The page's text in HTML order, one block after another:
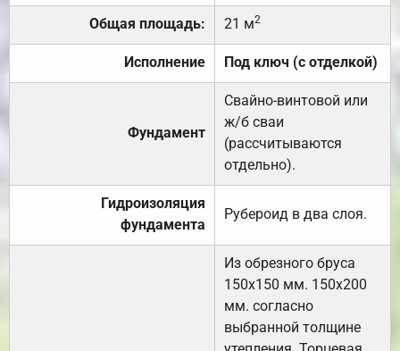
Общая площадь: 21 м2
Исполнение Под ключ (с отделкой)
Фундамент
Свайно-винтовой или
ж/б сваи
(рассчитываются
отдельно).
Гидроизоляция
фундамента
Рубероид в два слоя.
Из обрезного бруса
150х150 мм. 150х200
мм. согласно
выбранной толщине